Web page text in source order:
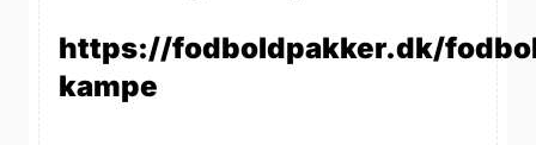
https://fodboldpakker.dk/
kampe